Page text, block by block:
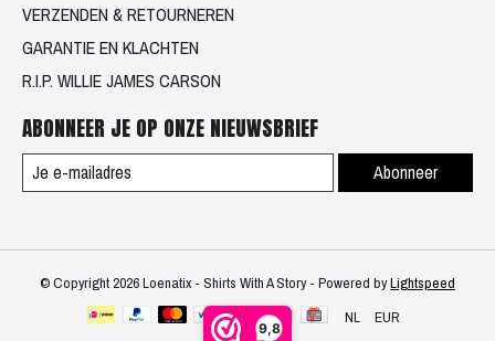
9,8
VERZENDEN & RETOURNEREN
GARANTIE EN KLACHTEN
R.I.P. WILLIE JAMES CARSON
ABONNEER JE OP ONZE NIEUWSBRIEF
Abonneer
© Copyright 2026 Loenatix - Shirts With A Story - Powered byLightspeed
NL
EUR